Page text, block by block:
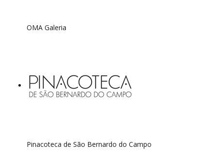
OMA Galeria
Pinacoteca de São Bernardo do Campo